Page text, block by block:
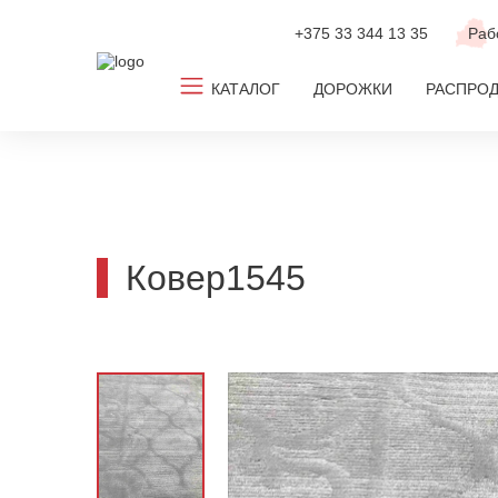
+375 33 344 13 35
КАТАЛОГ
По дизайну
По цвету
По комнате
ДОРОЖКИ
Ковер1545